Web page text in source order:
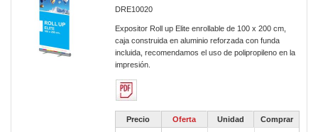
DRE10020
Expositor Roll up Elite enrollable de 100 x 200 cm,
caja construida en aluminio reforzada con funda
incluida, recomendamos el uso de polipropileno en la
impresión.
Precio Oferta Unidad Comprar